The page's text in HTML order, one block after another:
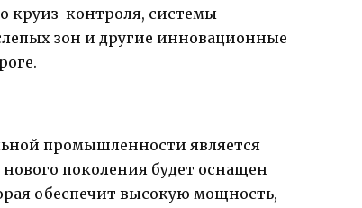
круиз-контроля, системы
зон и другие инновационные
промышленности является
поколения будет оснащен
обеспечит высокую мощность,